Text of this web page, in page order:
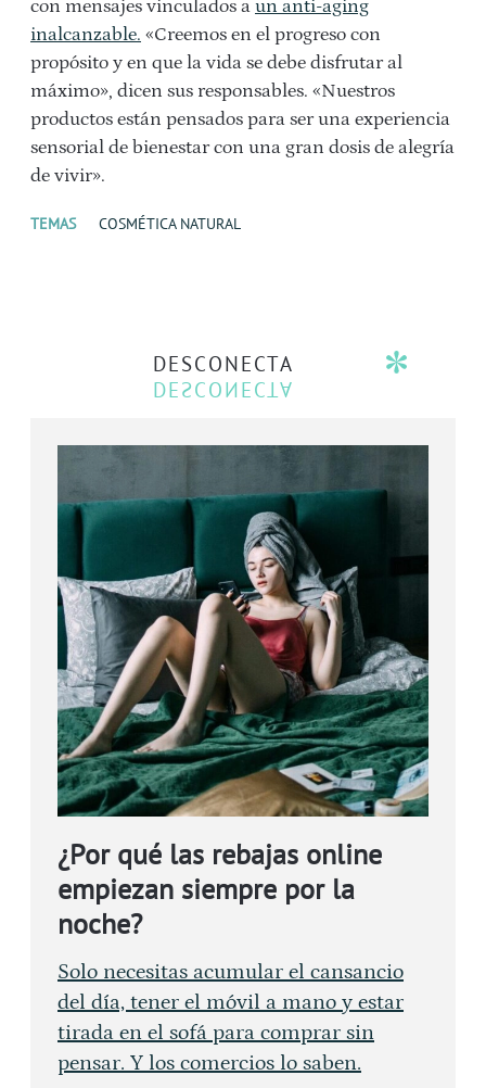
con mensajes vinculados a un anti-aging
inalcanzable. «Creemos en el progreso con
propósito y en que la vida se debe disfrutar al
máximo», dicen sus responsables. «Nuestros
productos están pensados para ser una experiencia
sensorial de bienestar con una gran dosis de alegría
de vivir».
TEMAS COSMÉTICA NATURAL
DESCONECTA
¿Por qué las rebajas online
empiezan siempre por la
noche?
Solo necesitas acumular el cansancio
del día, tener el móvil a mano y estar
tirada en el sofá para comprar sin
pensar. Y los comercios lo saben.